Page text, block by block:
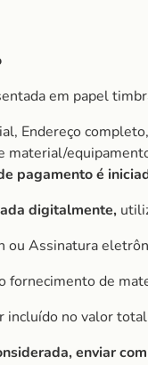
em papel
Endereço
material/
pagamento é
digitalmente,
ou Assinatura
fornecimento de
incluído no valor
enviar